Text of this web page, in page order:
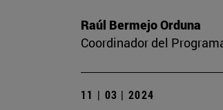
Raúl Bermejo Orduna
Coordinador del
11 | 03 | 2024